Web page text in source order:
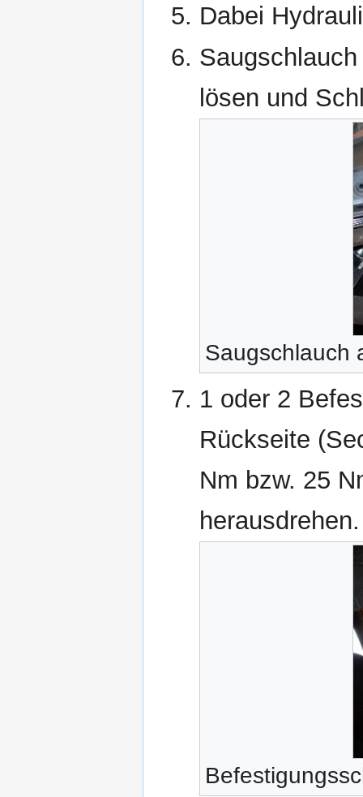
Dabei
lösen und
Saugschlauch
1 oder 2
Rückseite
Nm bzw. 25
herausdrehen.